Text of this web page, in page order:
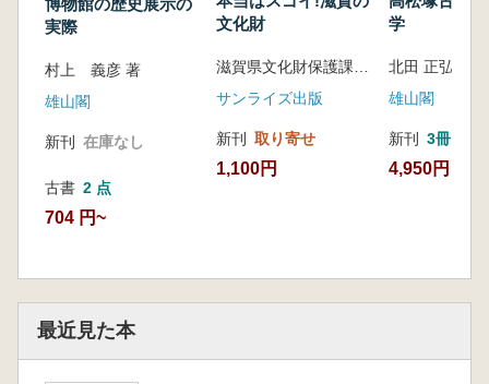
博物館の歴史展示の
実際
村上 義彦 著
雄山閣
新刊 在庫なし
古書 2 点
704 円~
文化財
サンライズ出版
新刊 取り寄せ
1,100円
学
北田 正弘 著
雄山閣
新刊 3冊
4,950円
最近見た本